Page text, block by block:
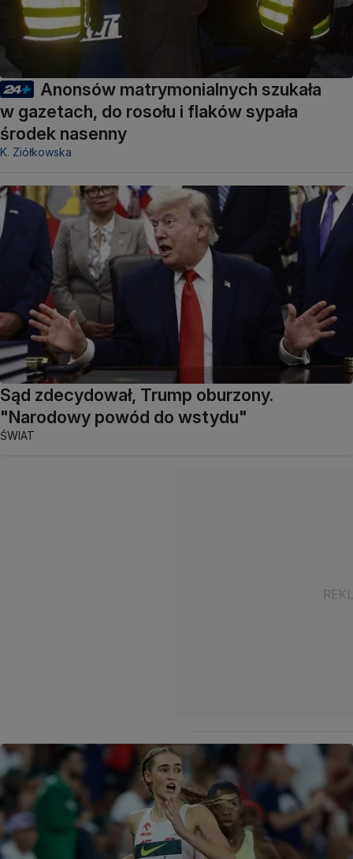
Anonsów matrymonialnych szukała
w gazetach, do rosołu i flaków sypała
środek nasenny
K. Ziółkowska
Sąd zdecydował, Trump oburzony.
"Narodowy powód do wstydu"
ŚWIAT